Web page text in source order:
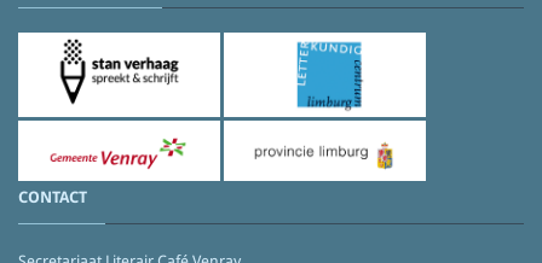
CONTACT